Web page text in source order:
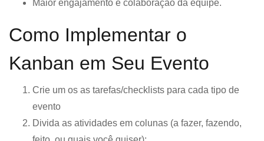
Maior engajamento e colaboração da equipe.
Como Implementar o
Kanban em Seu Evento
Crie um os as tarefas/checklists para cada tipo de
evento
Divida as atividades em colunas (a fazer, fazendo,